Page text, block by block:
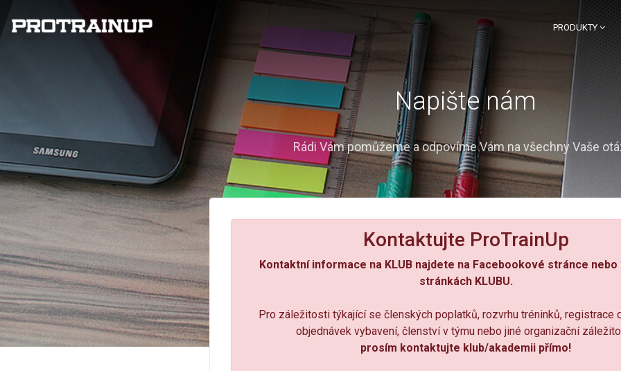
PRODUKTY
Napište nám
Rádi Vám pomůžeme a odpovíme Vám na všechny Vaše
Kontaktujte ProTrainUp
Kontaktní informace na KLUB najdete na Facebookové stránce nebo
stránkách KLUBU.
Pro záležitosti týkající se členských poplatků, rozvrhu tréninků, registrace
objednávek vybavení, členství v týmu nebo jiné organizační
prosím kontaktujte klub/akademii přímo!